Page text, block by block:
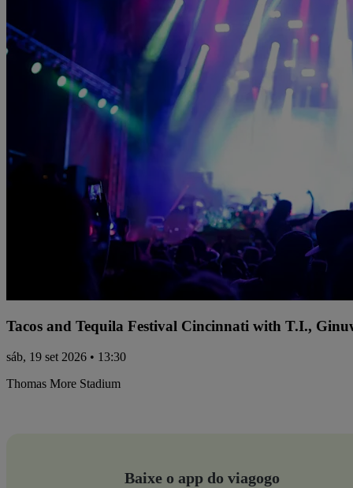
Tacos and Tequila Festival Cincinnati with T.I.,
sáb, 19 set 2026 • 13:30
Thomas More Stadium
Baixe o app do viagogo